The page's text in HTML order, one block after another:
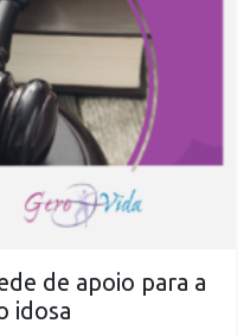
de apoio para a
idosa